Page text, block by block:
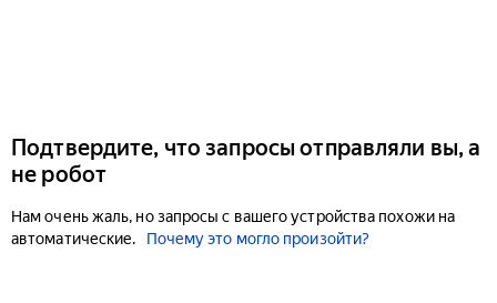
Подтвердите, что запросы отправляли вы, а
не робот
Нам очень жаль, но запросы с вашего устройства похожи на
автоматические.
Почему это могло произойти?